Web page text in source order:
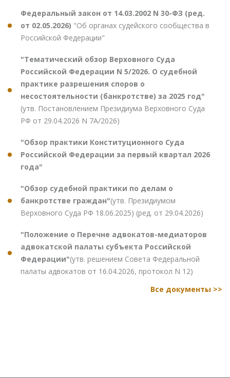
Федеральный закон от 14.03.2002 N 30-ФЗ (ред.
от 02.05.2026) "Об органах судейского сообщества в
Российской Федерации"
"Тематический обзор Верховного Суда
Российской Федерации N 5/2026. О судебной
практике разрешения споров о
несостоятельности (банкротстве) за 2025 год"
(утв. Постановлением Президиума Верховного Суда
РФ от 29.04.2026 N 7А/2026)
"Обзор практики Конституционного Суда
Российской Федерации за первый квартал 2026
года"
"Обзор судебной практики по делам о
банкротстве граждан"(утв. Президиумом
Верховного Суда РФ 18.06.2025) (ред. от 29.04.2026)
"Положение о Перечне адвокатов-медиаторов
адвокатской палаты субъекта Российской
Федерации"(утв. решением Совета Федеральной
палаты адвокатов от 16.04.2026, протокол N 12)
Все документы >>